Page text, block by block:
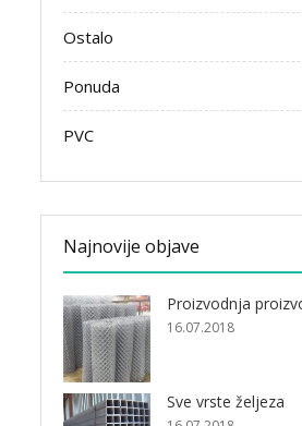
Ostalo
Ponuda
PVC
Najnovije objave
Proizvodnja
16.07.2018
Sve vrste željeza